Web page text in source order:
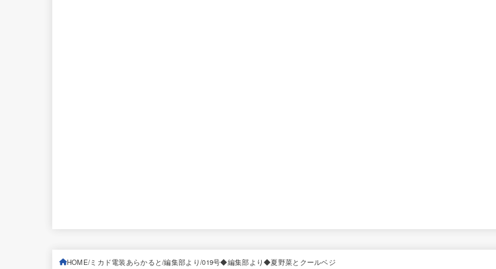
HOME ミカド電装あらかると 編集部より 019号◆編集部より◆夏野菜とクールベジ